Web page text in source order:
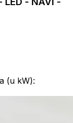
(u kW):